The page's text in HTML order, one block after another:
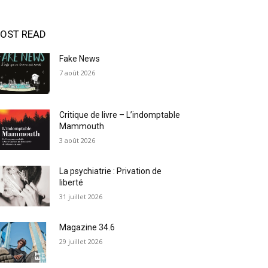
READ
Fake News
7 août 2026
Critique de livre – L’indomptable
Mammouth
3 août 2026
La psychiatrie : Privation de
liberté
31 juillet 2026
Magazine 34.6
29 juillet 2026